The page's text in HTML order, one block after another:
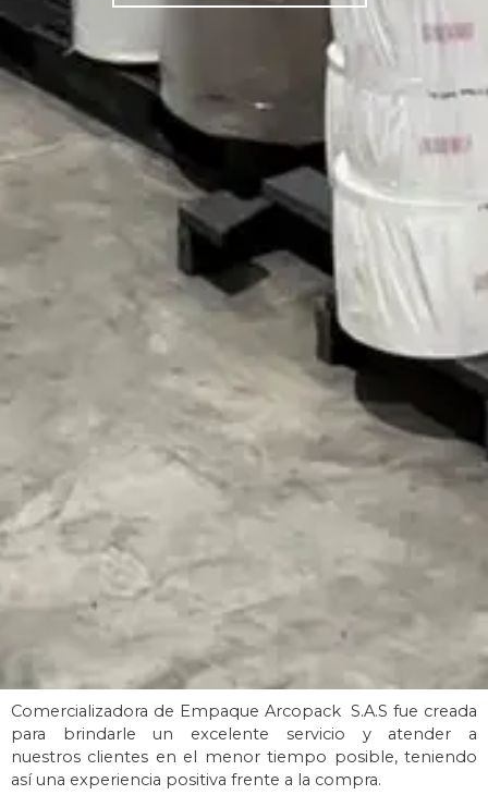
Comercializadora de Empaque Arcopack S.A.S fue creada
para brindarle un excelente servicio y atender a
nuestros clientes en el menor tiempo posible, teniendo
así una experiencia positiva frente a la compra.